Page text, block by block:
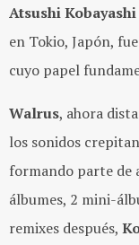
Atsushi Kobayashi
en Tokio, Japón,
cuyo papel
Walrus, ahora
los sonidos
formando parte de
álbumes, 2 mini-
remixes después,